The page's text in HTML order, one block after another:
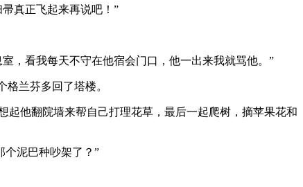
真正飞起来再说吧！”
，看我每天不守在他宿会门口，他一出来我就骂他。”
兰芬多回了塔楼。
起他翻院墙来帮自己打理花草，最后一起爬树，摘苹果花和
个泥巴种吵架了？”